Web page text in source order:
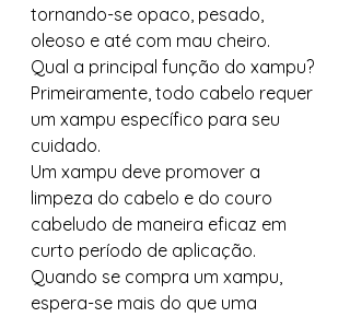
tornando-se opaco, pesado,
oleoso e até com mau cheiro.
Qual a principal função do xampu?
Primeiramente, todo cabelo requer
um xampu específico para seu
cuidado.
Um xampu deve promover a
limpeza do cabelo e do couro
cabeludo de maneira eficaz em
curto período de aplicação.
Quando se compra um xampu,
espera-se mais do que uma